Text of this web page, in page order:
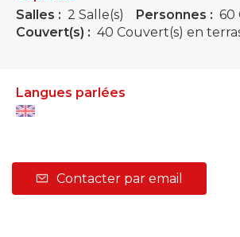
Salles : 2 Salle(s) Personnes : 60
Couvert(s) : 40 Couvert(s) en
Langues parlées
Contacter par email